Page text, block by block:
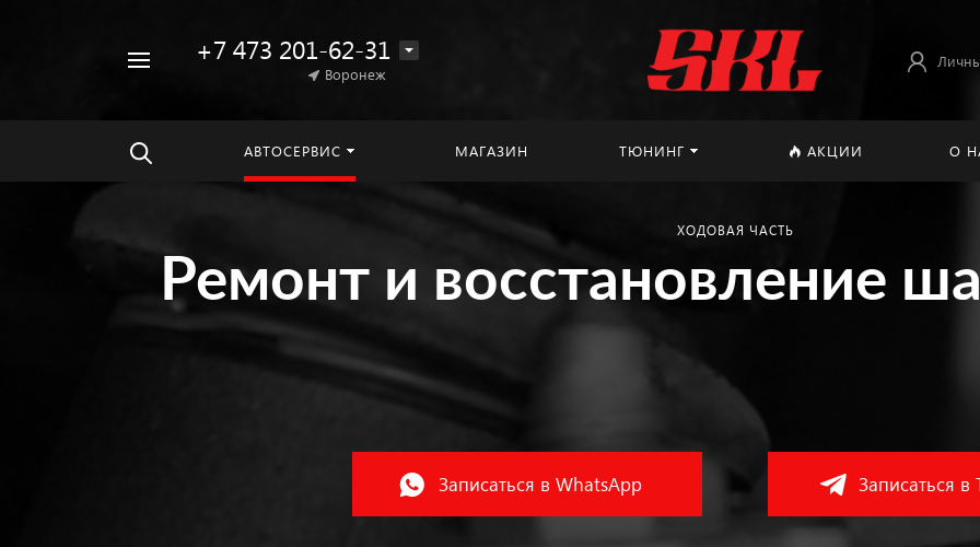
+7 473 201-62-31
Воронеж
АВТОСЕРВИС МАГАЗИН ТЮНИНГ АКЦИИ О
ХОДОВАЯ ЧАСТЬ
Ремонт и восстановление
Записаться в WhatsApp Записаться в